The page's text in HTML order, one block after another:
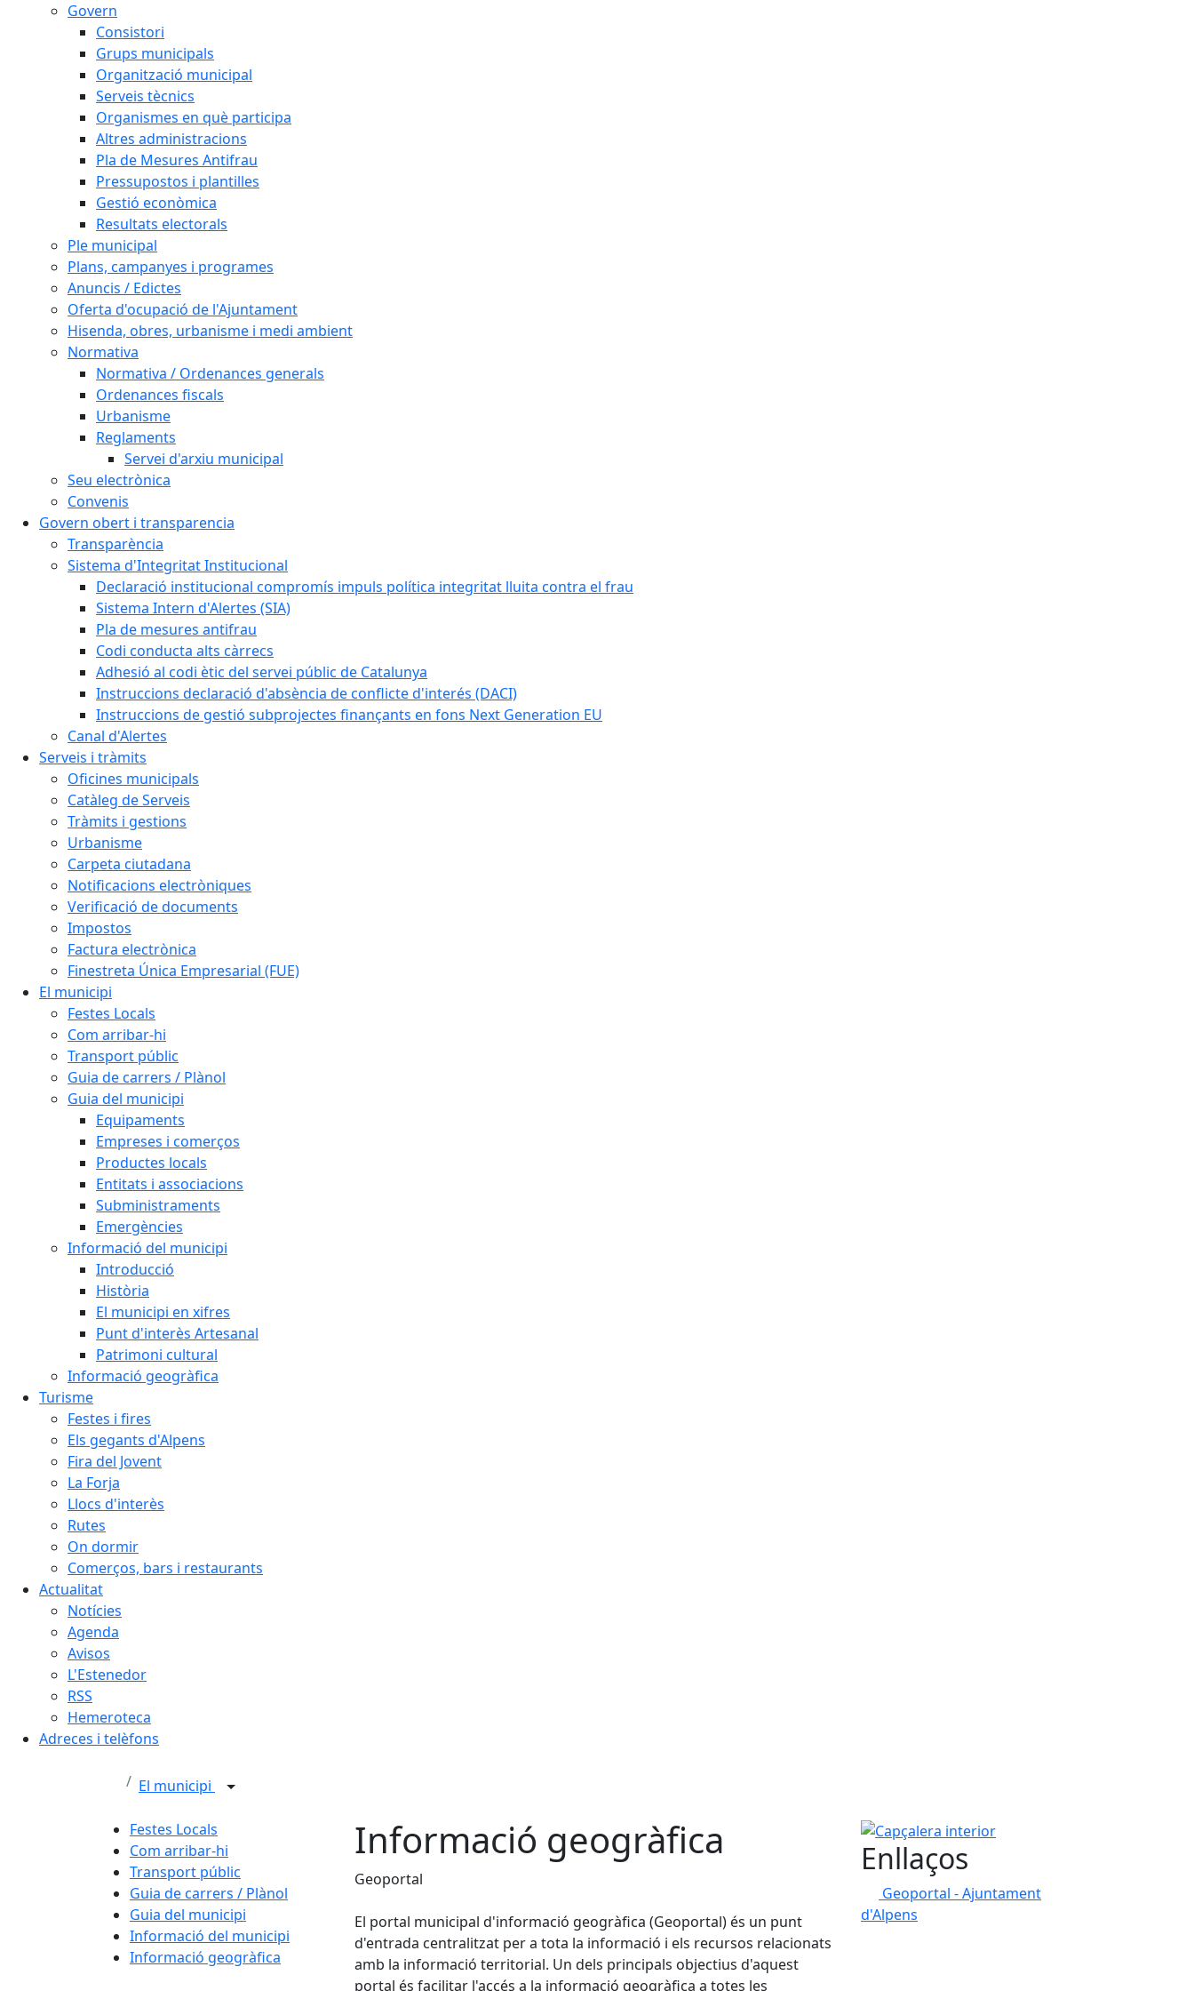
Govern
Consistori
Grups municipals
Organització municipal
Serveis tècnics
Organismes en què participa
Altres administracions
Pla de Mesures Antifrau
Pressupostos i plantilles
Gestió econòmica
Resultats electorals
Ple municipal
Plans, campanyes i programes
Anuncis / Edictes
Oferta d'ocupació de l'Ajuntament
Hisenda, obres, urbanisme i medi ambient
Normativa
Normativa / Ordenances generals
Ordenances fiscals
Urbanisme
Reglaments
Servei d'arxiu municipal
Seu electrònica
Convenis
Govern obert i transparencia
Transparència
Sistema d'Integritat Institucional
Declaració institucional compromís impuls política integritat lluita contra el frau
Sistema Intern d'Alertes (SIA)
Pla de mesures antifrau
Codi conducta alts càrrecs
Adhesió al codi ètic del servei públic de Catalunya
Instruccions declaració d'absència de conflicte d'interés (DACI)
Instruccions de gestió subprojectes finançants en fons Next Generation EU
Canal d'Alertes
Serveis i tràmits
Oficines municipals
Catàleg de Serveis
Tràmits i gestions
Urbanisme
Carpeta ciutadana
Notificacions electròniques
Verificació de documents
Impostos
Factura electrònica
Finestreta Única Empresarial (FUE)
El municipi
Festes Locals
Com arribar-hi
Transport públic
Guia de carrers / Plànol
Guia del municipi
Equipaments
Empreses i comerços
Productes locals
Entitats i associacions
Subministraments
Emergències
Informació del municipi
Introducció
Història
El municipi en xifres
Punt d'interès Artesanal
Patrimoni cultural
Informació geogràfica
Turisme
Festes i fires
Els gegants d'Alpens
Fira del Jovent
La Forja
Llocs d'interès
Rutes
On dormir
Comerços, bars i restaurants
Actualitat
Notícies
Agenda
Avisos
L'Estenedor
RSS
Hemeroteca
Adreces i telèfons
El municipi
Festes Locals
Com arribar-hi
Transport públic
Guia de carrers / Plànol
Guia del municipi
Informació del municipi
Informació geogràfica
Informació geogràfica
Geoportal
El portal municipal d'informació geogràfica (Geoportal) és un punt
d'entrada centralitzat per a tota la informació i els recursos relacionats
amb la informació territorial. Un dels principals objectius d'aquest
portal és facilitar l'accés a la informació geogràfica a totes les
Capçalera interior
Enllaços
Geoportal - Ajuntament
d'Alpens